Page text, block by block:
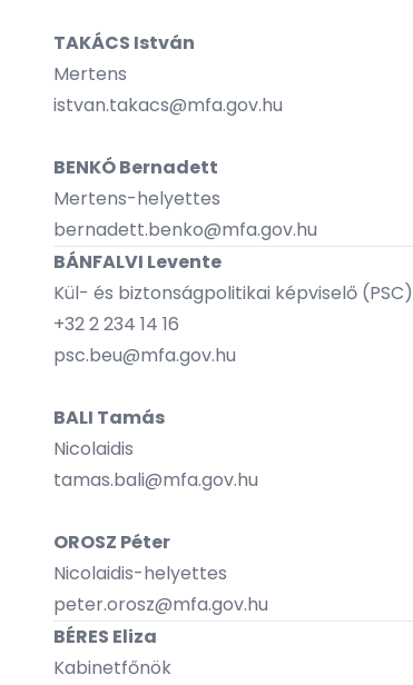
TAKÁCS István
Mertens
istvan.takacs@mfa.gov.hu
BENKÓ Bernadett
Mertens-helyettes
bernadett.benko@mfa.gov.hu
BÁNFALVI Levente
Kül- és biztonságpolitikai képviselő
+32 2 234 14 16
psc.beu@mfa.gov.hu
BALI Tamás
Nicolaidis
tamas.bali@mfa.gov.hu
OROSZ Péter
Nicolaidis-helyettes
peter.orosz@mfa.gov.hu
BÉRES Eliza
Kabinetfőnök